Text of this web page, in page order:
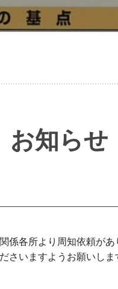
お知らせ
係各所より周知依頼が
さいますようお願いしま